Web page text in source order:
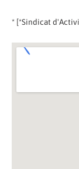
* [*Sindicat